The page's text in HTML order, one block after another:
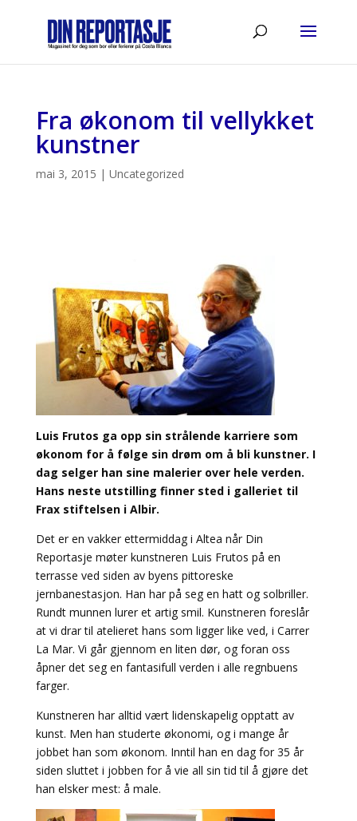
Fra økonom til vellykket
kunstner
mai 3, 2015 | Uncategorized
Luis Frutos ga opp sin strålende karriere som
økonom for å følge sin drøm om å bli kunstner. I
dag selger han sine malerier over hele verden.
Hans neste utstilling finner sted i galleriet til
Frax stiftelsen i Albir.
Det er en vakker ettermiddag i Altea når Din
Reportasje møter kunstneren Luis Frutos på en
terrasse ved siden av byens pittoreske
jernbanestasjon. Han har på seg en hatt og solbriller.
Rundt munnen lurer et artig smil. Kunstneren foreslår
at vi drar til atelieret hans som ligger like ved, i Carrer
La Mar. Vi går gjennom en liten dør, og foran oss
åpner det seg en fantasifull verden i alle regnbuens
farger.
Kunstneren har alltid vært lidenskapelig opptatt av
kunst. Men han studerte økonomi, og i mange år
jobbet han som økonom. Inntil han en dag for 35 år
siden sluttet i jobben for å vie all sin tid til å gjøre det
han elsker mest: å male.